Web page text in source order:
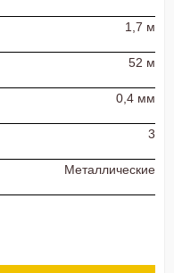
1,7 м
52 м
0,4 мм
3
Металлические